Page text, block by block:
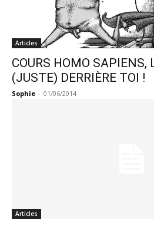
Articles
COURS HOMO SAPIENS,
(JUSTE) DERRIÈRE TOI !
Sophie - 01/06/2014
Articles